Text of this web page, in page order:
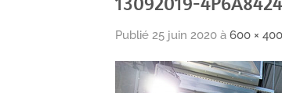
Publié 25 juin 2020 à 600 × 400